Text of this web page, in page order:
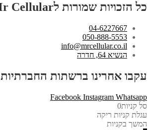
כל הזכויות שמורות לMr Cellular
04-6227667
050-888-5553
info@mrcellular.co.il
הנשיא 64, חדרה
עקבו אחרינו ברשתות החברתיות
Facebook Instagram Whatsapp
סל קניות0
עגלת קניות ריקה
המשך בקניות